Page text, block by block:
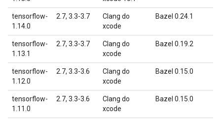
tensorflow-
1.14.0
2.7, 3.3-3.7
Clang do
xcode
Bazel 0.24.1
tensorflow-
1.13.1
2.7, 3.3-3.7
Clang do
xcode
Bazel 0.19.2
tensorflow-
1.12.0
2.7, 3.3-3.6
Clang do
xcode
Bazel 0.15.0
tensorflow-
1.11.0
2.7, 3.3-3.6
Clang do
xcode
Bazel 0.15.0